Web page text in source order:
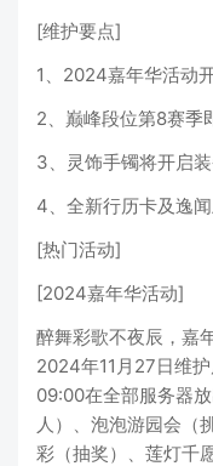
[维护要点]
1、2024嘉年华活动
2、巅峰段位第8赛季
3、灵饰手镯将开启装
4、全新行历卡及逸闻
[热门活动]
[2024嘉年华活动]
醉舞彩歌不夜辰，嘉
2024年11月27日维
09:00在全部服务器
人）、泡泡游园会（
彩（抽奖）、莲灯千